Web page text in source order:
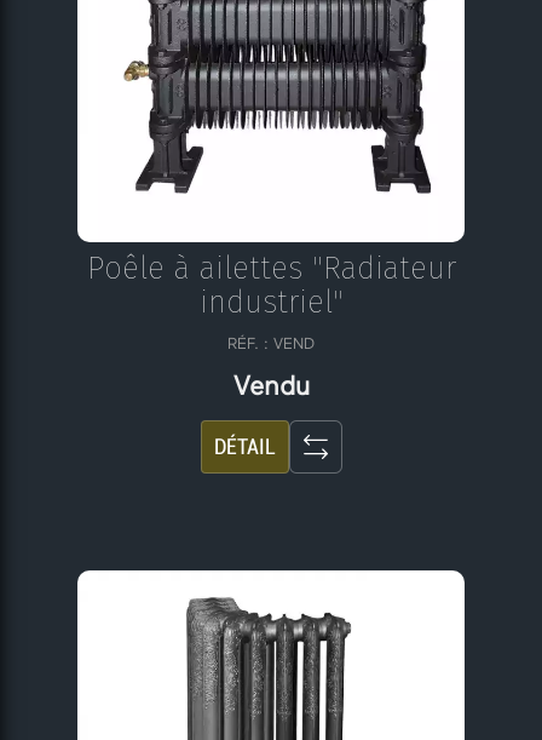
Poêle à ailettes "Radiateur
industriel"
RÉF. : VEND
Vendu
DÉTAIL